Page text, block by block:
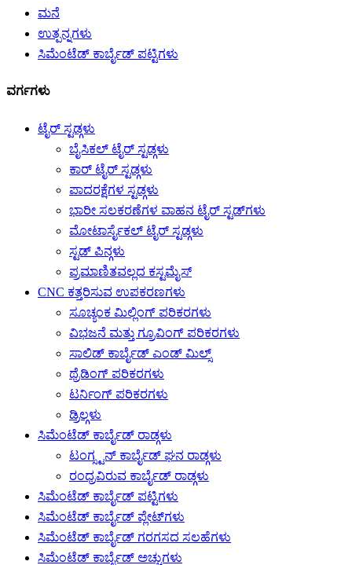
ಮನೆ
ಉತ್ಪನ್ನಗಳು
ಸಿಮೆಂಟೆಡ್ ಕಾರ್ಬೈಡ್ ಪಟ್ಟಿಗಳು
ವರ್ಗಗಳು
ಟೈರ್ ಸ್ಟಡ್ಗಳು
ಬೈಸಿಕಲ್ ಟೈರ್ ಸ್ಟಡ್ಗಳು
ಕಾರ್ ಟೈರ್ ಸ್ಟಡ್ಗಳು
ಪಾದರಕ್ಷೆಗಳ ಸ್ಟಡ್ಗಳು
ಭಾರೀ ಸಲಕರಣೆಗಳ ವಾಹನ ಟೈರ್ ಸ್ಟಡ್‌ಗಳು
ಮೋಟಾರ್ಸೈಕಲ್ ಟೈರ್ ಸ್ಟಡ್ಗಳು
ಸ್ಟಡ್ ಪಿನ್ಗಳು
ಪ್ರಮಾಣಿತವಲ್ಲದ ಕಸ್ಟಮೈಸ್
CNC ಕತ್ತರಿಸುವ ಉಪಕರಣಗಳು
ಸೂಚ್ಯಂಕ ಮಿಲ್ಲಿಂಗ್ ಪರಿಕರಗಳು
ವಿಭಜನೆ ಮತ್ತು ಗ್ರೂವಿಂಗ್ ಪರಿಕರಗಳು
ಸಾಲಿಡ್ ಕಾರ್ಬೈಡ್ ಎಂಡ್ ಮಿಲ್ಸ್
ಥ್ರೆಡಿಂಗ್ ಪರಿಕರಗಳು
ಟರ್ನಿಂಗ್ ಪರಿಕರಗಳು
ಡ್ರಿಲ್ಗಳು
ಸಿಮೆಂಟೆಡ್ ಕಾರ್ಬೈಡ್ ರಾಡ್ಗಳು
ಟಂಗ್ಸ್ಟನ್ ಕಾರ್ಬೈಡ್ ಘನ ರಾಡ್ಗಳು
ರಂಧ್ರವಿರುವ ಕಾರ್ಬೈಡ್ ರಾಡ್ಗಳು
ಸಿಮೆಂಟೆಡ್ ಕಾರ್ಬೈಡ್ ಪಟ್ಟಿಗಳು
ಸಿಮೆಂಟೆಡ್ ಕಾರ್ಬೈಡ್ ಪ್ಲೇಟ್‌ಗಳು
ಸಿಮೆಂಟೆಡ್ ಕಾರ್ಬೈಡ್ ಗರಗಸದ ಸಲಹೆಗಳು
ಸಿಮೆಂಟೆಡ್ ಕಾರ್ಬೈಡ್ ಅಚ್ಚುಗಳು